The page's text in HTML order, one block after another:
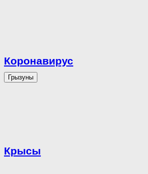
Коронавирус
Грызуны
Крысы